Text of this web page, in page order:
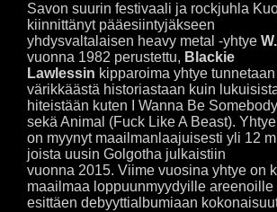
Savon suurin festivaali ja rockjuhla
kiinnittänyt pääesiintyjäkseen
yhdysvaltalaisen heavy metal -yhtye
vuonna 1982 perustettu, Blackie
Lawlessin kipparoima yhtye
värikkäästä historiastaan kuin
hiteistään kuten I Wanna Be
sekä Animal (Fuck Like A Beast). Yhtye
on myynyt maailmanlaajuisesti yli 12
joista uusin Golgotha julkaistiin
vuonna 2015. Viime vuosina yhtye on
maailmaa loppuunmyydyille areenoille
esittäen debyyttialbumiaan